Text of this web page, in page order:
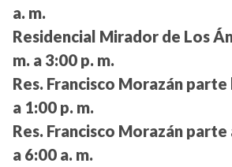
a. m.
Residencial Mirador de Los
m. a 3:00 p. m.
Res. Francisco Morazán parte
a 1:00 p. m.
Res. Francisco Morazán parte
a 6:00 a. m.